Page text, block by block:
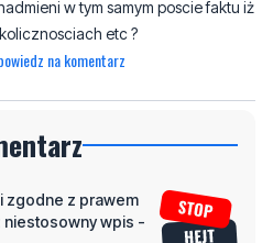
niestosowny wpis -